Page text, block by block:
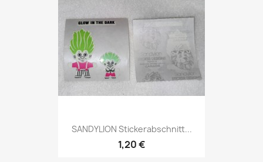
SANDYLION Stickerabschnitt...
1,20 €